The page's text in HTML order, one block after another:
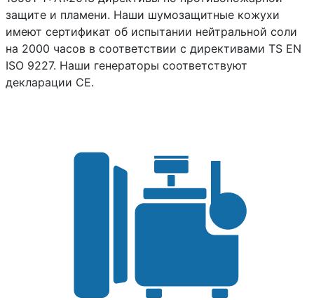
защите и пламени. Наши шумозащитные кожухи
имеют сертификат об испытании нейтральной соли
на 2000 часов в соответствии с директивами TS EN
ISO 9227. Наши генераторы соответствуют
декларации CE.